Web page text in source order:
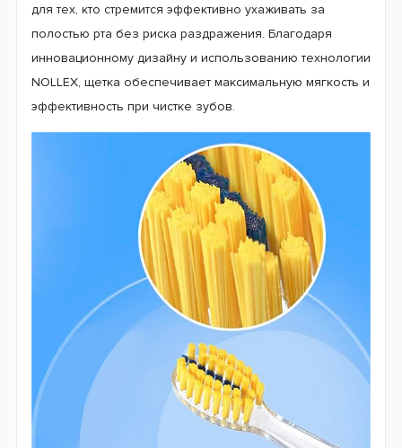
для тех, кто стремится эффективно ухаживать за
полостью рта без риска раздражения. Благодаря
инновационному дизайну и использованию технологии
NOLLEX, щетка обеспечивает максимальную мягкость и
эффективность при чистке зубов.